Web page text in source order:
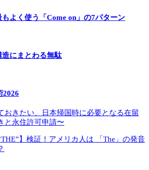
よく使う「Come on」の7パターン
造にまとわる無駄
2026
おきたい、日本帰国時に必要となる在留
永住許可申請〜
】検証！アメリカ人は 「The」の発音